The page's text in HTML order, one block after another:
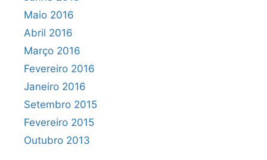
Maio 2016
Abril 2016
Março 2016
Fevereiro 2016
Janeiro 2016
Setembro 2015
Fevereiro 2015
Outubro 2013